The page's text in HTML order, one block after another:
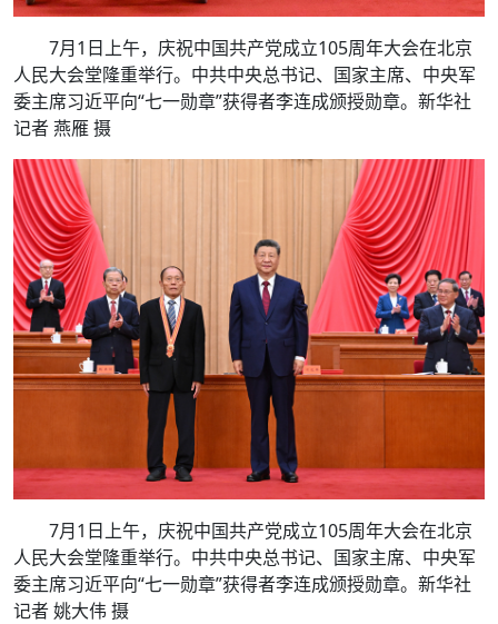
7月1日上午，庆祝中国共产党成立105周年大会在北京
人民大会堂隆重举行。中共中央总书记、国家主席、中央军
委主席习近平向“七一勋章”获得者李连成颁授勋章。新华社
记者 燕雁 摄
7月1日上午，庆祝中国共产党成立105周年大会在北京
人民大会堂隆重举行。中共中央总书记、国家主席、中央军
委主席习近平向“七一勋章”获得者李连成颁授勋章。新华社
记者 姚大伟 摄